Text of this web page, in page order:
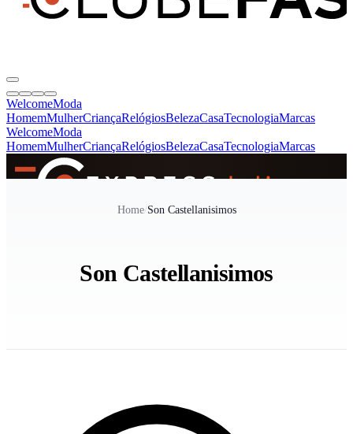
WelcomeModa
HomemMulherCriançaRelógiosBelezaCasaTecnologiaMarcas
WelcomeModa
HomemMulherCriançaRelógiosBelezaCasaTecnologiaMarcas
Home/Son Castellanisimos
Son Castellanisimos